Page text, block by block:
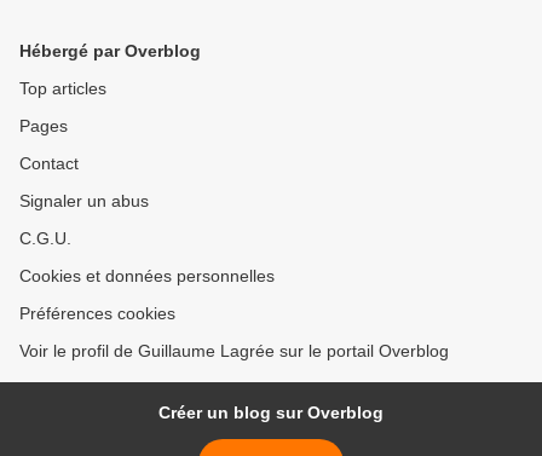
Hébergé par Overblog
Top articles
Pages
Contact
Signaler un abus
C.G.U.
Cookies et données personnelles
Préférences cookies
Voir le profil de Guillaume Lagrée sur le portail Overblog
Créer un blog sur Overblog